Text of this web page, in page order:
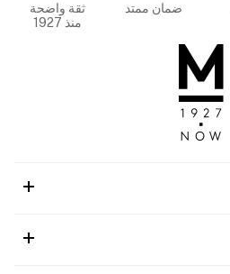
ضمان ممتد
ثقة واضحة
منذ 1927